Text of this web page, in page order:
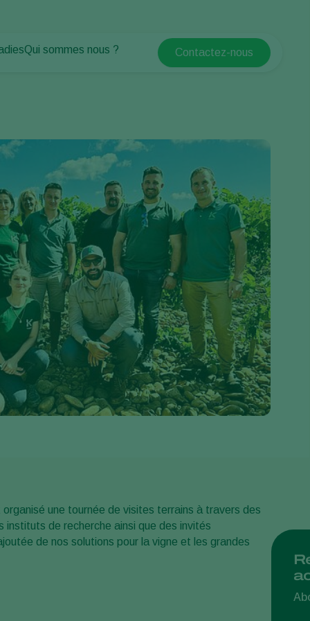
Qui sommes nous ?
Koppert Global
Brasil
Canada (English)
Canada (French)
Ecuador
Finland (Finnish)
Finland (Swedish)
France
Germany
Greece
Hungary
India
Italy
Kenya
Paraguay
Poland
Contactez-nous
organisé une tournée de visites terrains à travers des
de recherche ainsi que des invités
de nos solutions pour la vigne et les grandes